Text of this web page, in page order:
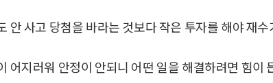
안 사고 당첨을 바라는 것보다 작은 투자를 해야 재수
어지러워 안정이 안되니 어떤 일을 해결하려면 힘이